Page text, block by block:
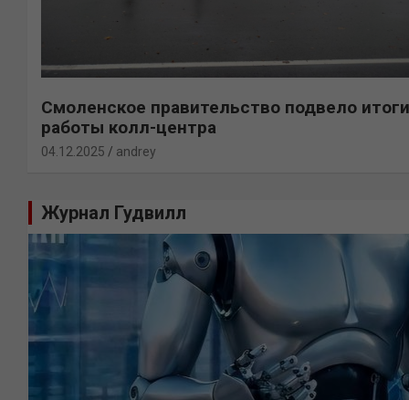
Смоленское правительство подвело итоги
работы колл-центра
04.12.2025 andrey
Журнал Гудвилл